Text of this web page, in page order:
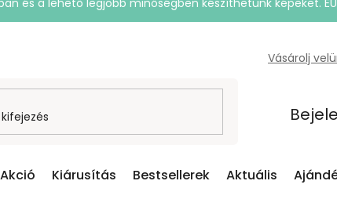
és a lehető legjobb minőségben készíthetünk képeket.
Vásárolj
Akció Kiárusítás Bestsellerek Aktuális